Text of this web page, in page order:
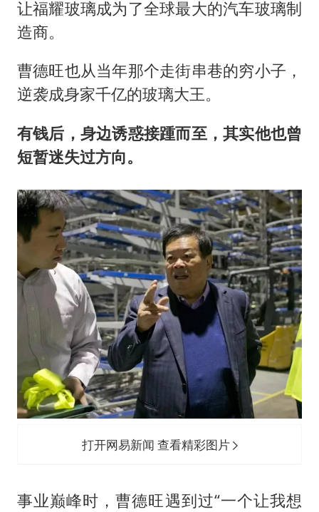
让福耀玻璃成为了全球最大的汽车玻璃制
造商。
曹德旺也从当年那个走街串巷的穷小子，
逆袭成身家千亿的玻璃大王。
有钱后，身边诱惑接踵而至，其实他也曾
短暂迷失过方向。
打开网易新闻 查看精彩图片
事业巅峰时，曹德旺遇到过“一个让我想